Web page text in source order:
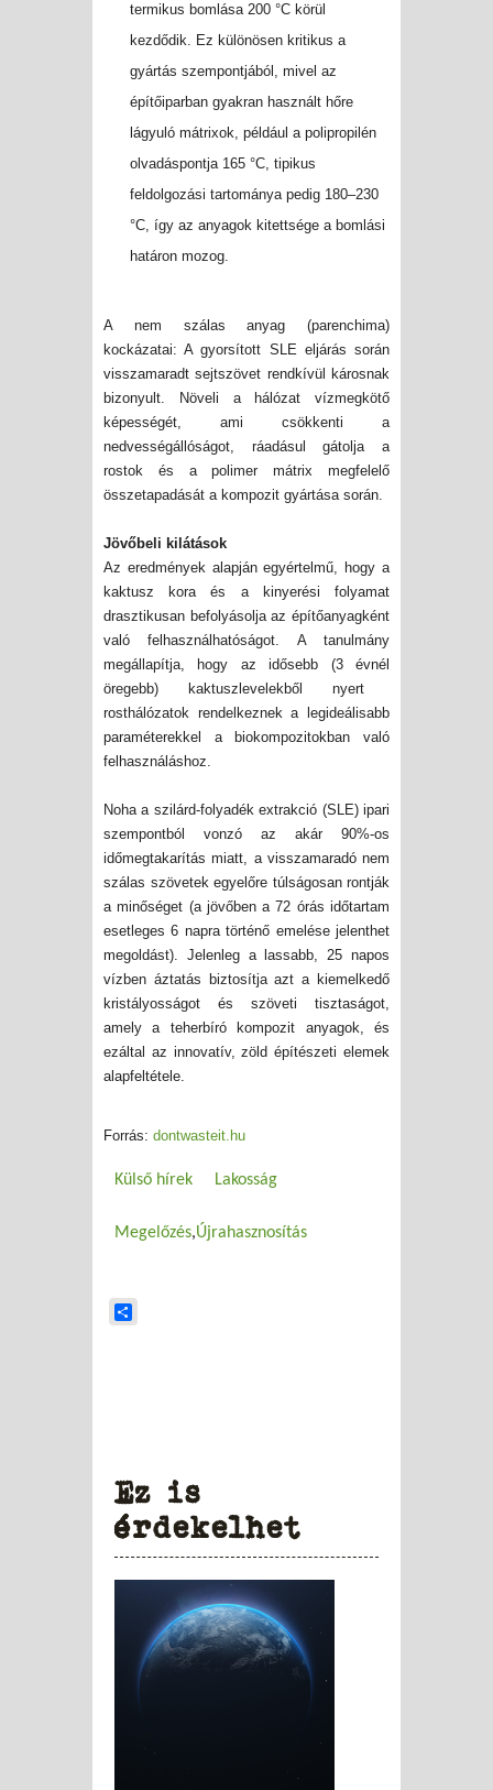
termikus bomlása 200 °C körül
kezdődik. Ez különösen kritikus a
gyártás szempontjából, mivel az
építőiparban gyakran használt hőre
lágyuló mátrixok, például a polipropilén
olvadáspontja 165 °C, tipikus
feldolgozási tartománya pedig 180–230
°C, így az anyagok kitettsége a bomlási
határon mozog.
A nem szálas anyag (parenchima)
kockázatai: A gyorsított SLE eljárás során
visszamaradt sejtszövet rendkívül károsnak
bizonyult. Növeli a hálózat vízmegkötő
képességét, ami csökkenti a
nedvességállóságot, ráadásul gátolja a
rostok és a polimer mátrix megfelelő
összetapadását a kompozit gyártása során.
Jövőbeli kilátások
Az eredmények alapján egyértelmű, hogy a
kaktusz kora és a kinyerési folyamat
drasztikusan befolyásolja az építőanyagként
való felhasználhatóságot. A tanulmány
megállapítja, hogy az idősebb (3 évnél
öregebb) kaktuszlevelekből nyert
rosthálózatok rendelkeznek a legideálisabb
paraméterekkel a biokompozitokban való
felhasználáshoz.
Noha a szilárd-folyadék extrakció (SLE) ipari
szempontból vonzó az akár 90%-os
időmegtakarítás miatt, a visszamaradó nem
szálas szövetek egyelőre túlságosan rontják
a minőséget (a jövőben a 72 órás időtartam
esetleges 6 napra történő emelése jelenthet
megoldást). Jelenleg a lassabb, 25 napos
vízben áztatás biztosítja azt a kiemelkedő
kristályosságot és szöveti tisztaságot,
amely a teherbíró kompozit anyagok, és
ezáltal az innovatív, zöld építészeti elemek
alapfeltétele.
Forrás: dontwasteit.hu
Külső hírek Lakosság
Megelőzés Újrahasznosítás
Ez is
érdekelhet